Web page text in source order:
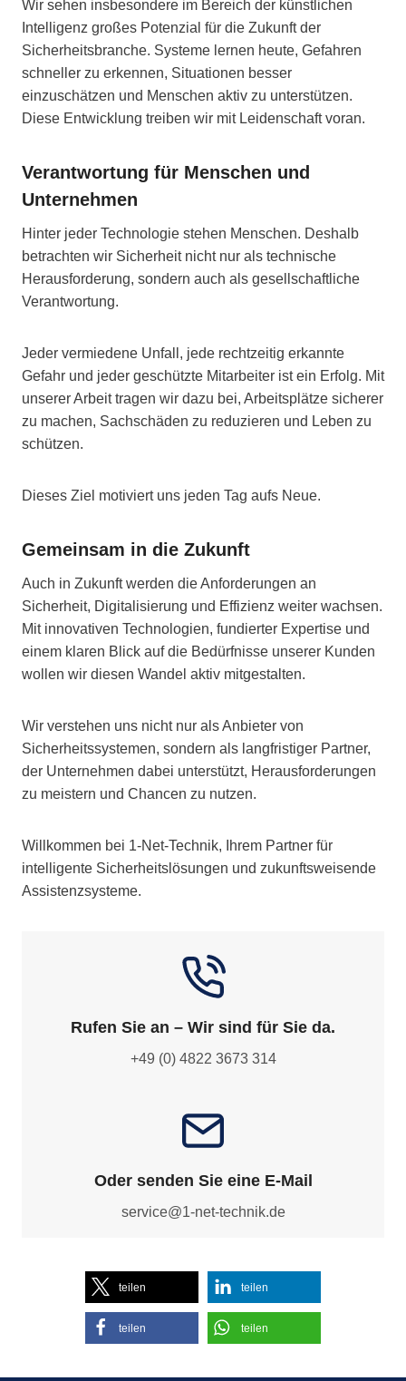
Wir sehen insbesondere im Bereich der künstlichen
Intelligenz großes Potenzial für die Zukunft der
Sicherheitsbranche. Systeme lernen heute, Gefahren
schneller zu erkennen, Situationen besser
einzuschätzen und Menschen aktiv zu unterstützen.
Diese Entwicklung treiben wir mit Leidenschaft voran.
Verantwortung für Menschen und
Unternehmen
Hinter jeder Technologie stehen Menschen. Deshalb
betrachten wir Sicherheit nicht nur als technische
Herausforderung, sondern auch als gesellschaftliche
Verantwortung.
Jeder vermiedene Unfall, jede rechtzeitig erkannte
Gefahr und jeder geschützte Mitarbeiter ist ein Erfolg. Mit
unserer Arbeit tragen wir dazu bei, Arbeitsplätze sicherer
zu machen, Sachschäden zu reduzieren und Leben zu
schützen.
Dieses Ziel motiviert uns jeden Tag aufs Neue.
Gemeinsam in die Zukunft
Auch in Zukunft werden die Anforderungen an
Sicherheit, Digitalisierung und Effizienz weiter wachsen.
Mit innovativen Technologien, fundierter Expertise und
einem klaren Blick auf die Bedürfnisse unserer Kunden
wollen wir diesen Wandel aktiv mitgestalten.
Wir verstehen uns nicht nur als Anbieter von
Sicherheitssystemen, sondern als langfristiger Partner,
der Unternehmen dabei unterstützt, Herausforderungen
zu meistern und Chancen zu nutzen.
Willkommen bei 1-Net-Technik, Ihrem Partner für
intelligente Sicherheitslösungen und zukunftsweisende
Assistenzsysteme.
Rufen Sie an – Wir sind für Sie da.
+49 (0) 4822 3673 314
Oder senden Sie eine E-Mail
service@1-net-technik.de
teilen teilen
teilen teilen